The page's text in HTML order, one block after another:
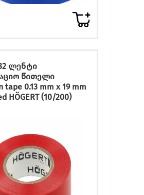
ლენტი
წითელი
tape 0.13 mm x 19 mm
HÖGERT (10/200)